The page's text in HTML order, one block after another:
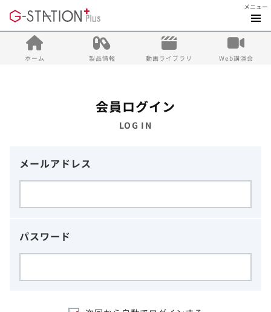
メニュー
ホーム 製品情報 動画ライブラリ Web講演会
会員ログイン
LOG IN
メールアドレス
パスワード